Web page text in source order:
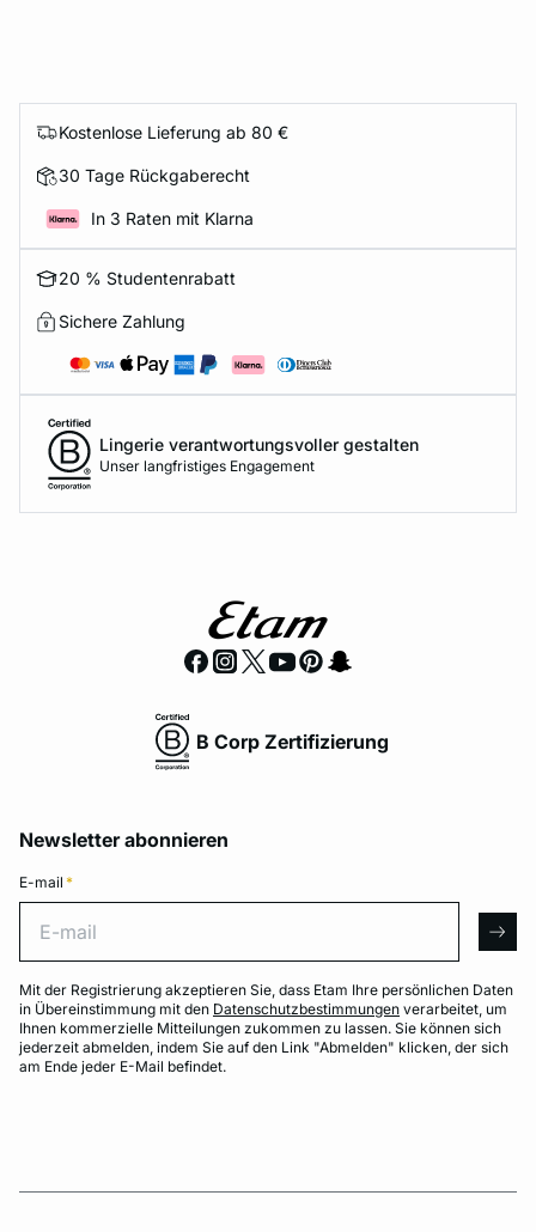
Kostenlose Lieferung ab 80 €
30 Tage Rückgaberecht
In 3 Raten mit Klarna
20 % Studentenrabatt
Sichere Zahlung
Lingerie verantwortungsvoller gestalten
Unser langfristiges Engagement
B Corp Zertifizierung
Newsletter abonnieren
E-mail *
Mit der Registrierung akzeptieren Sie, dass Etam Ihre persönlichen Daten
in Übereinstimmung mit den Datenschutzbestimmungen verarbeitet, um
Ihnen kommerzielle Mitteilungen zukommen zu lassen. Sie können sich
jederzeit abmelden, indem Sie auf den Link "Abmelden" klicken, der sich
am Ende jeder E-Mail befindet.